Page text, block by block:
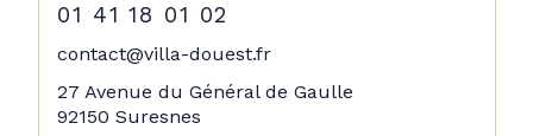
01 41 18 01 02
contact@villa-douest.fr
27 Avenue du Général de Gaulle
92150 Suresnes